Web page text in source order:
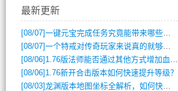
最新更新
[08/07]一键元宝完成任务究竟能带来哪些超值优势？
[08/07]一个特戒对传奇玩家来说真的就够用了吗？
[08/06] 1.76版法师能否通过其他方式增加血量？
[08/06] 1.76新开合击版本如何快速提升等级？
[08/03]龙渊版本地图坐标全解析，如何快速定位BOSS位置？